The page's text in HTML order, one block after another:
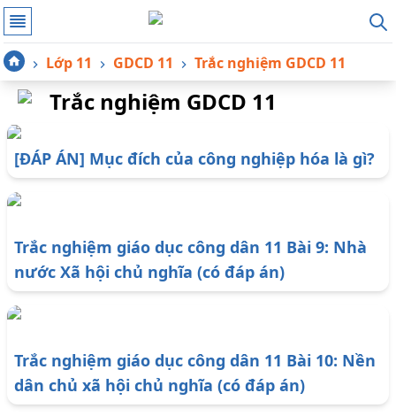
Lớp 11 GDCD 11 Trắc nghiệm GDCD 11
Trắc nghiệm GDCD 11
[ĐÁP ÁN] Mục đích của công nghiệp hóa là gì?
Trắc nghiệm giáo dục công dân 11 Bài 9: Nhà
nước Xã hội chủ nghĩa (có đáp án)
Trắc nghiệm giáo dục công dân 11 Bài 10: Nền
dân chủ xã hội chủ nghĩa (có đáp án)